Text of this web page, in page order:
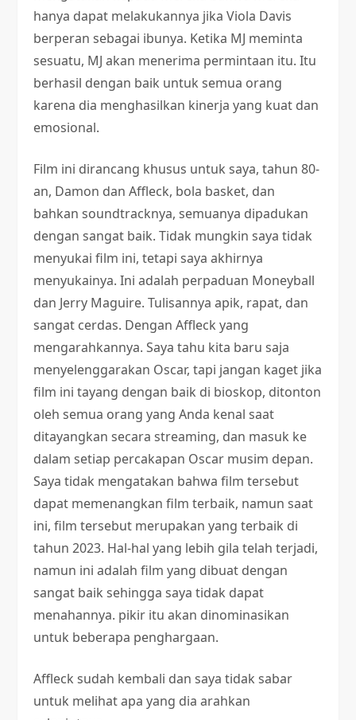
hanya dapat melakukannya jika Viola Davis
berperan sebagai ibunya. Ketika MJ meminta
sesuatu, MJ akan menerima permintaan itu. Itu
berhasil dengan baik untuk semua orang
karena dia menghasilkan kinerja yang kuat dan
emosional.
Film ini dirancang khusus untuk saya, tahun 80-
an, Damon dan Affleck, bola basket, dan
bahkan soundtracknya, semuanya dipadukan
dengan sangat baik. Tidak mungkin saya tidak
menyukai film ini, tetapi saya akhirnya
menyukainya. Ini adalah perpaduan Moneyball
dan Jerry Maguire. Tulisannya apik, rapat, dan
sangat cerdas. Dengan Affleck yang
mengarahkannya. Saya tahu kita baru saja
menyelenggarakan Oscar, tapi jangan kaget jika
film ini tayang dengan baik di bioskop, ditonton
oleh semua orang yang Anda kenal saat
ditayangkan secara streaming, dan masuk ke
dalam setiap percakapan Oscar musim depan.
Saya tidak mengatakan bahwa film tersebut
dapat memenangkan film terbaik, namun saat
ini, film tersebut merupakan yang terbaik di
tahun 2023. Hal-hal yang lebih gila telah terjadi,
namun ini adalah film yang dibuat dengan
sangat baik sehingga saya tidak dapat
menahannya. pikir itu akan dinominasikan
untuk beberapa penghargaan.
Affleck sudah kembali dan saya tidak sabar
untuk melihat apa yang dia arahkan